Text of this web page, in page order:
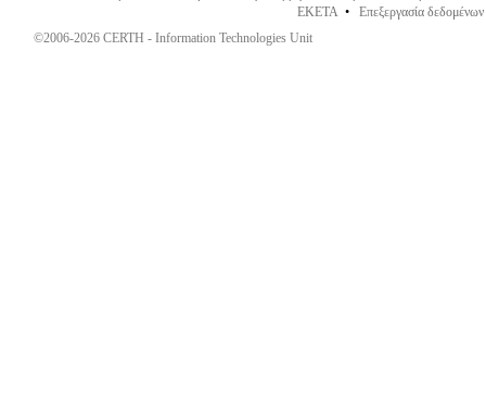
ΕΚΕΤΑ • Επεξεργασία
©2006-2026 CERTH - Information Technologies Unit